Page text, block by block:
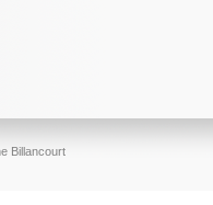
Billancourt